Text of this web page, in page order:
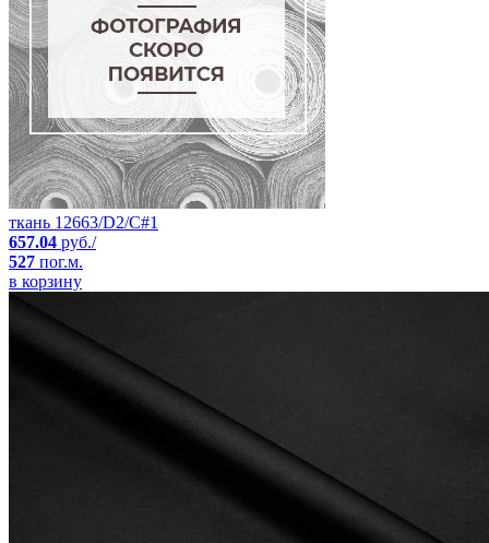
ткань 12663/D2/C#1
657.04 руб./
527 пог.м.
в корзину